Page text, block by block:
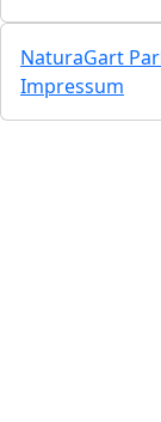
NaturaGart
Impressum